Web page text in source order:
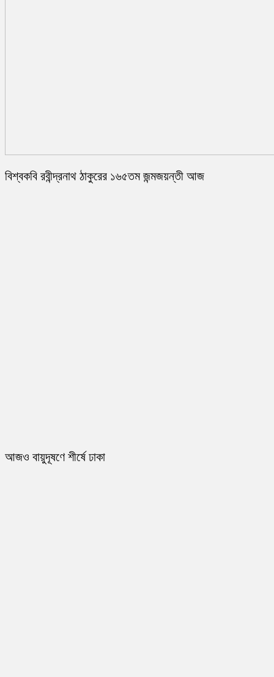
বিশ্বকবি রবীন্দ্রনাথ ঠাকুরের ১৬৫তম জন্মজয়ন্তী আজ
আজও বায়ুদূষণে শীর্ষে ঢাকা